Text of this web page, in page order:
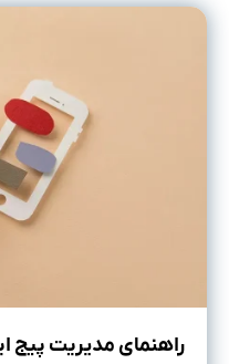
راهنمای مدیریت پیج